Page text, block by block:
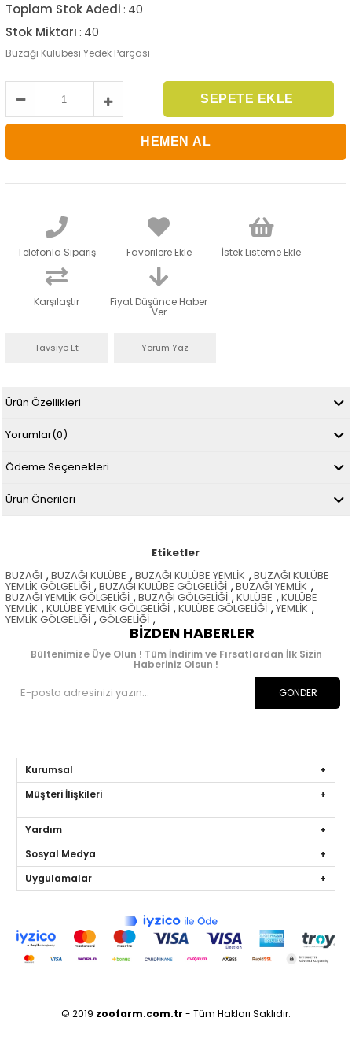
Toplam Stok Adedi : 40
Stok Miktarı : 40
Buzağı Kulübesi Yedek Parçası
Telefonla Sipariş Favorilere Ekle İstek Listeme Ekle
Karşılaştır Fiyat Düşünce Haber
Ver
Tavsiye Et Yorum Yaz
Ürün Özellikleri
Yorumlar(0)
Ödeme Seçenekleri
Ürün Önerileri
Etiketler
BUZAĞI , BUZAĞI KULÜBE , BUZAĞI KULÜBE YEMLİK , BUZAĞI KULÜBE
YEMLİK GÖLGELİĞİ , BUZAĞI KULÜBE GÖLGELİĞİ , BUZAĞI YEMLİK ,
BUZAĞI YEMLİK GÖLGELİĞİ , BUZAĞI GÖLGELİĞİ , KULÜBE , KULÜBE
YEMLİK , KULÜBE YEMLİK GÖLGELİĞİ , KULÜBE GÖLGELİĞİ , YEMLİK ,
YEMLİK GÖLGELİĞİ , GÖLGELİĞİ ,
BIZDEN HABERLER
Bültenimize Üye Olun ! Tüm İndirim ve Fırsatlardan İlk Sizin
Haberiniz Olsun !
GÖNDER
Kurumsal
Müşteri İlişkileri
Yardım
Sosyal Medya
Uygulamalar
© 2019 zoofarm.com.tr - Tüm Hakları Saklıdır.